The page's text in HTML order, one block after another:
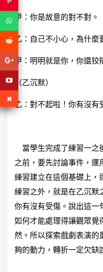
甲：你是故意的對不對。
乙：自己不小心，為什麼
甲：明明就是你，你還狡
（乙沉默）
乙：對不起啦！你有沒有
當學生完成了練習一之
之前，要先討論事件，運
練習建立在這個基礎上，
練習之外，就是在乙沉默
你有沒有受傷。說出這一
如何才能處理得讓觀眾覺
然。所以探索戲劇表演的
夠的動力，轉折一定欠缺